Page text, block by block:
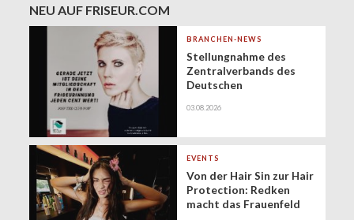
NEU AUF FRISEUR.COM
BRANCHEN-NEWS
Stellungnahme des
Zentralverbands des
Deutschen
Zukunft der
(Minijobs)
03.08.2026
EVENTS
Von der Hair Sin zur Hair
Protection: Redken
macht das Frauenfeld